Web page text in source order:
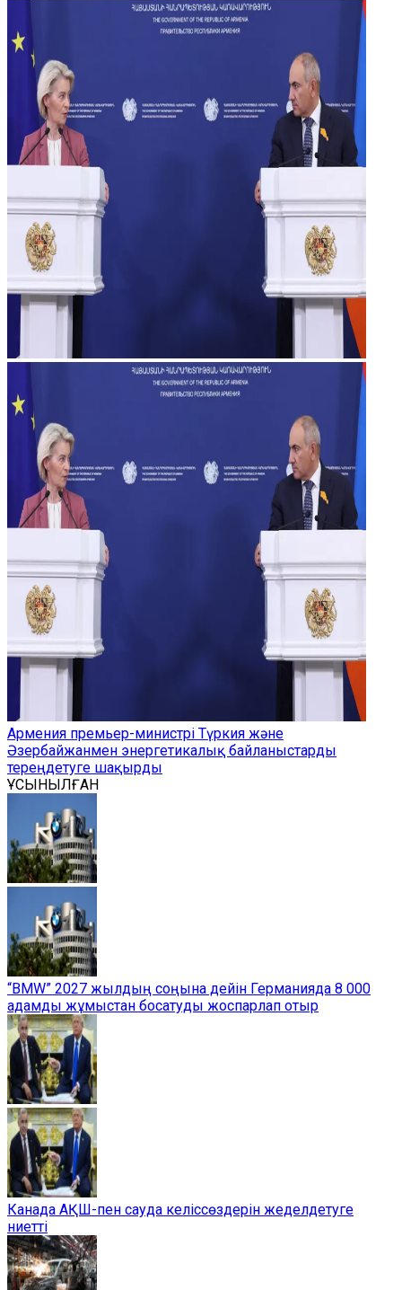
Армения премьер-министрі Түркия және
Әзербайжанмен энергетикалық байланыстарды
тереңдетуге шақырды
ҰСЫНЫЛҒАН
“BMW” 2027 жылдың соңына дейін Германияда 8 000
адамды жұмыстан босатуды жоспарлап отыр
Канада АҚШ-пен сауда келіссөздерін жеделдетуге
ниетті